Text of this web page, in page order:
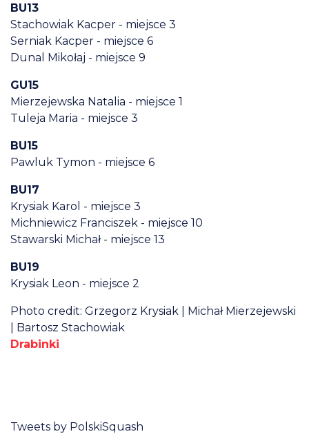
BU13
Stachowiak Kacper - miejsce 3
Serniak Kacper - miejsce 6
Dunal Mikołaj - miejsce 9
GU15
Mierzejewska Natalia - miejsce 1
Tuleja Maria - miejsce 3
BU15
Pawluk Tymon - miejsce 6
BU17
Krysiak Karol - miejsce 3
Michniewicz Franciszek - miejsce 10
Stawarski Michał - miejsce 13
BU19
Krysiak Leon - miejsce 2
Photo credit: Grzegorz Krysiak | Michał Mierzejewski
| Bartosz Stachowiak
Drabinki
Tweets by PolskiSquash